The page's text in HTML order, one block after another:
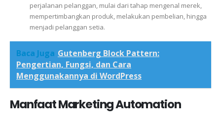
perjalanan pelanggan, mulai dari tahap mengenal merek,
mempertimbangkan produk, melakukan pembelian, hingga
menjadi pelanggan setia.
Baca Juga Gutenberg Block Pattern:
Pengertian, Fungsi, dan Cara
Menggunakannya di WordPress
Manfaat Marketing Automation